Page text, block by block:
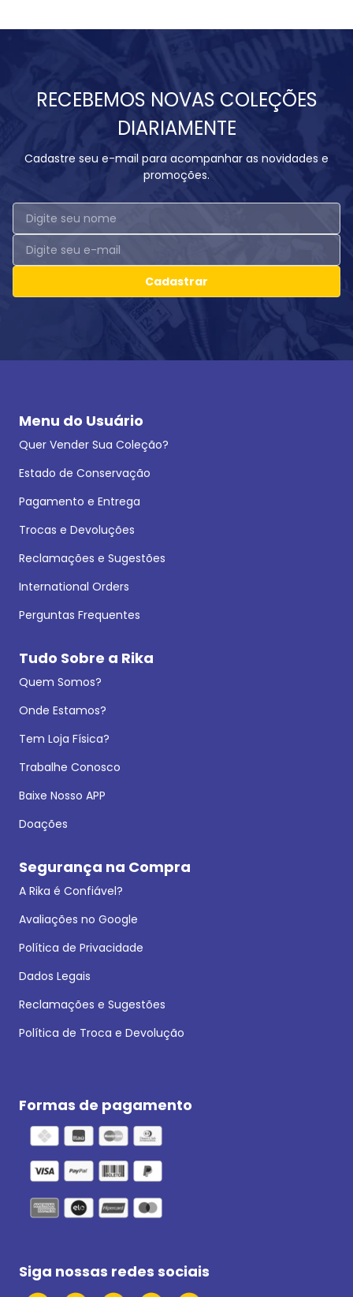
RECEBEMOS NOVAS COLEÇÕES
DIARIAMENTE
Cadastre seu e-mail para acompanhar as novidades e
promoções.
Cadastrar
Menu do Usuário
Quer Vender Sua Coleção?
Estado de Conservação
Pagamento e Entrega
Trocas e Devoluções
Reclamações e Sugestões
International Orders
Perguntas Frequentes
Tudo Sobre a Rika
Quem Somos?
Onde Estamos?
Tem Loja Física?
Trabalhe Conosco
Baixe Nosso APP
Doações
Segurança na Compra
A Rika é Confiável?
Avaliações no Google
Política de Privacidade
Dados Legais
Reclamações e Sugestões
Política de Troca e Devolução
Formas de pagamento
Siga nossas redes sociais